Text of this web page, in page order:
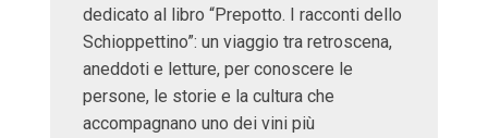
dedicato al libro “Prepotto. I racconti dello
Schioppettino”: un viaggio tra retroscena,
aneddoti e letture, per conoscere le
persone, le storie e la cultura che
accompagnano uno dei vini più